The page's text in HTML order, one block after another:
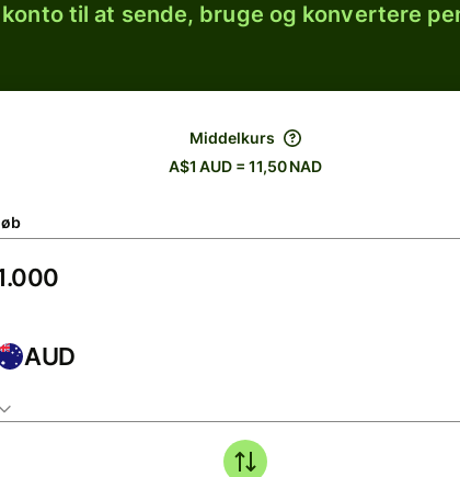
til at sende, bruge og konvertere
Middelkurs
A$1 AUD = 11,50 NAD
AUD